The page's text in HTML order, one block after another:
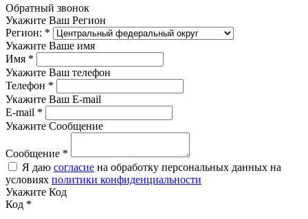
Обратный звонок
Укажите Ваш Регион
Регион: *
Укажите Ваше имя
Имя *
Укажите Ваш телефон
Телефон *
Укажите Ваш E-mail
E-mail *
Укажите Сообщение
Сообщение *
Я даю согласие на обработку персональных данных на
условиях политики конфиденциальности
Укажите Код
Код *